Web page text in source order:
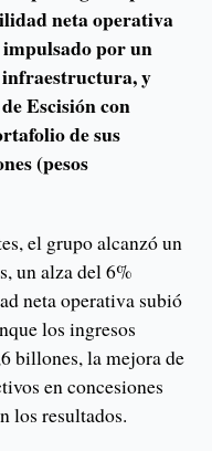
neta operativa
impulsado por un
infraestructura, y
Escisión con
de sus
(pesos
el grupo alcanzó un
un alza del 6%
neta operativa subió
los ingresos
billones, la mejora de
en concesiones
los resultados.